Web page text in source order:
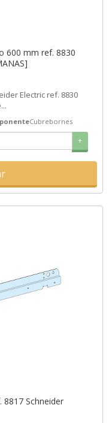
600 mm ref. 8830
Electric ref. 8830
Cubrebornes
+
Schneider